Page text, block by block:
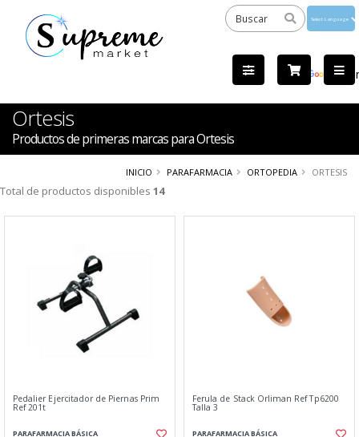
by
Ortesis
Productos de primeras marcas para Ortesis
INICIO PARAFARMACIA ORTOPEDIA ORTESIS
Total de productos disponibles 14
Pedalier Ejercitador de Piernas Prim
Ref 201t
PARAFARMACIA BÁSICA
Ferula de Stack Orliman Ref Tp6200
Talla 3
PARAFARMACIA BÁSICA